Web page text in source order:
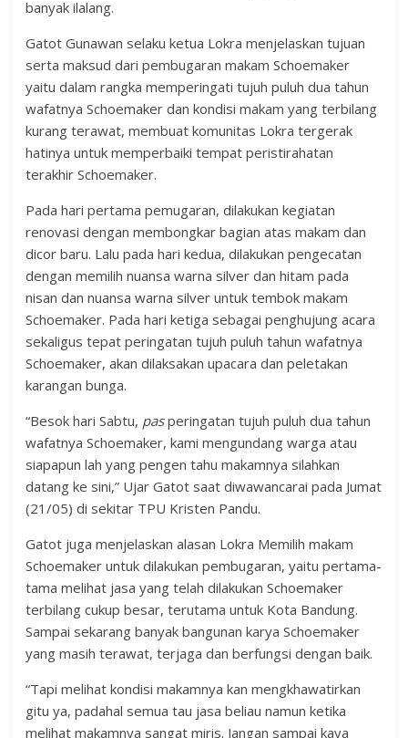
banyak ilalang.
Gatot Gunawan selaku ketua Lokra menjelaskan tujuan
serta maksud dari pembugaran makam Schoemaker
yaitu dalam rangka memperingati tujuh puluh dua tahun
wafatnya Schoemaker dan kondisi makam yang terbilang
kurang terawat, membuat komunitas Lokra tergerak
hatinya untuk memperbaiki tempat peristirahatan
terakhir Schoemaker.
Pada hari pertama pemugaran, dilakukan kegiatan
renovasi dengan membongkar bagian atas makam dan
dicor baru. Lalu pada hari kedua, dilakukan pengecatan
dengan memilih nuansa warna silver dan hitam pada
nisan dan nuansa warna silver untuk tembok makam
Schoemaker. Pada hari ketiga sebagai penghujung acara
sekaligus tepat peringatan tujuh puluh tahun wafatnya
Schoemaker, akan dilaksakan upacara dan peletakan
karangan bunga.
“Besok hari Sabtu, pasperingatan tujuh puluh dua tahun
wafatnya Schoemaker, kami mengundang warga atau
siapapun lah yang pengen tahu makamnya silahkan
datang ke sini,” Ujar Gatot saat diwawancarai pada Jumat
(21/05) di sekitar TPU Kristen Pandu.
Gatot juga menjelaskan alasan Lokra Memilih makam
Schoemaker untuk dilakukan pembugaran, yaitu pertama-
tama melihat jasa yang telah dilakukan Schoemaker
terbilang cukup besar, terutama untuk Kota Bandung.
Sampai sekarang banyak bangunan karya Schoemaker
yang masih terawat, terjaga dan berfungsi dengan baik.
“Tapi melihat kondisi makamnya kan mengkhawatirkan
gitu ya, padahal semua tau jasa beliau namun ketika
melihat makamnya sangat miris. Jangan sampai kaya